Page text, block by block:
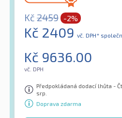
Kč 2459 -2%
Kč 2409 vč. DPH*
Kč 9636.00
vč. DPH
Předpokládaná dodací lhůta -
srp.
Doprava zdarma